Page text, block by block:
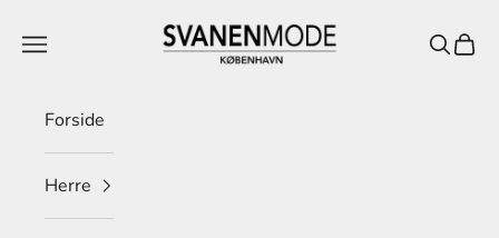
Svanen Mode
Menu Søg
Forside
Herre